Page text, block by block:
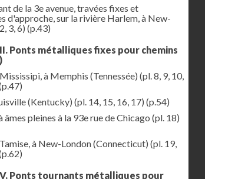
de la 3e avenue, travées fixes et
d'approche, sur la rivière Harlem, à New-
3, 6) (p.43)
Ponts métalliques fixes pour chemins
à Memphis (Tennessée) (pl. 8, 9, 10,
(Kentucky) (pl. 14, 15, 16, 17) (p.54)
âmes pleines à la 93e rue de Chicago (pl. 18)
à New-London (Connecticut) (pl. 19,
Ponts tournants métalliques pour